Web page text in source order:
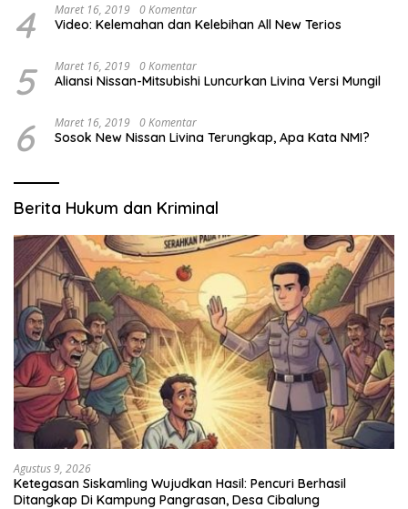
4 Maret 16, 2019 0 Komentar
Video: Kelemahan dan Kelebihan All New Terios
5 Maret 16, 2019 0 Komentar
Aliansi Nissan-Mitsubishi Luncurkan Livina Versi Mungil
6 Maret 16, 2019 0 Komentar
Sosok New Nissan Livina Terungkap, Apa Kata NMI?
Berita Hukum dan Kriminal
Agustus 9, 2026
Ketegasan Siskamling Wujudkan Hasil: Pencuri Berhasil
Ditangkap Di Kampung Pangrasan, Desa Cibalung